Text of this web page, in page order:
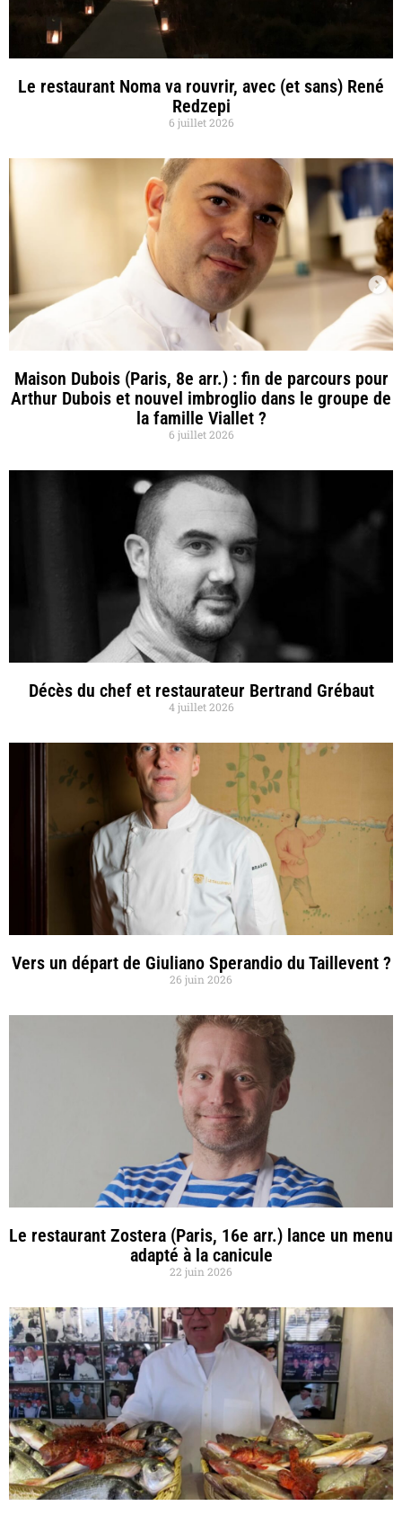
Le restaurant Noma va rouvrir, avec (et sans) René
Redzepi
6 juillet 2026
Maison Dubois (Paris, 8e arr.) : fin de parcours pour
Arthur Dubois et nouvel imbroglio dans le groupe de
la famille Viallet ?
6 juillet 2026
Décès du chef et restaurateur Bertrand Grébaut
4 juillet 2026
Vers un départ de Giuliano Sperandio du Taillevent ?
26 juin 2026
Le restaurant Zostera (Paris, 16e arr.) lance un menu
adapté à la canicule
22 juin 2026